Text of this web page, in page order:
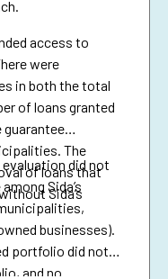
access to
were
in both the total
of loans granted
guarantee
The
of loans that
Sida’s
evaluation did not
Sida’s
businesses).
portfolio did not
and no